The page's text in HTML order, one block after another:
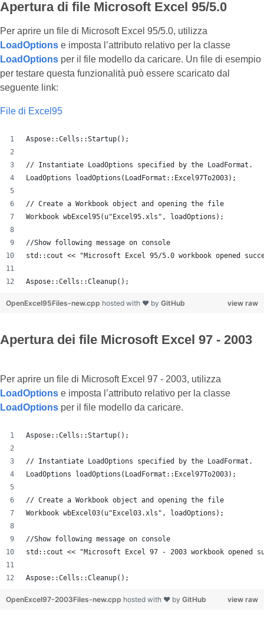
Apertura di file Microsoft Excel 95/5.0
Per aprire un file di Microsoft Excel 95/5.0, utilizza
LoadOptions e imposta l’attributo relativo per la classe
LoadOptions per il file modello da caricare. Un file di esempio
per testare questa funzionalità può essere scaricato dal
seguente link:
File di Excel95
Aspose::Cells::Startup();
// Instantiate LoadOptions specified by the LoadFormat.
LoadOptions loadOptions(LoadFormat::Excel97To2003);
// Create a Workbook object and opening the file
Workbook wbExcel95(u"Excel95.xls", loadOptions);
//Show following message on console
std::cout << "Microsoft Excel 95/5.0 workbook opened
Aspose::Cells::Cleanup();
view raw
OpenExcel95Files-new.cpp hosted with ❤ by GitHub
Apertura dei file Microsoft Excel 97 - 2003
Per aprire un file di Microsoft Excel 97 - 2003, utilizza
LoadOptions e imposta l’attributo relativo per la classe
LoadOptions per il file modello da caricare.
Aspose::Cells::Startup();
// Instantiate LoadOptions specified by the LoadFormat.
LoadOptions loadOptions(LoadFormat::Excel97To2003);
// Create a Workbook object and opening the file
Workbook wbExcel03(u"Excel03.xls", loadOptions);
//Show following message on console
std::cout << "Microsoft Excel 97 - 2003 workbook
Aspose::Cells::Cleanup();
view raw
OpenExcel97-2003Files-new.cpp hosted with ❤ by GitHub